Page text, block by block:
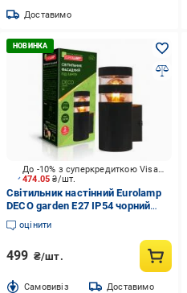
Доставимо
474.05₴/шт.
До -10% з суперкредиткою Visa Вигода
Світильник настінний Eurolamp
DECO garden E27 IP54 чорний
BRA-1xE27(DECO)L
оцінити
499 ₴/шт.
Cамовивіз Доставимо